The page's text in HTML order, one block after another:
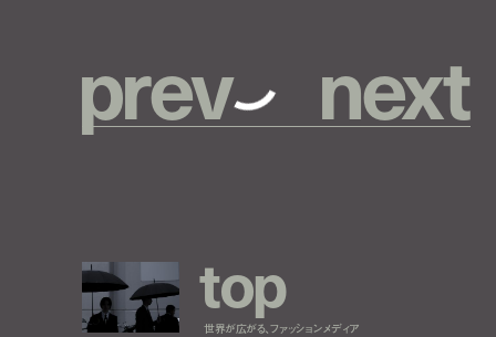
prev next
top
世界が広がる、ファッションメディア